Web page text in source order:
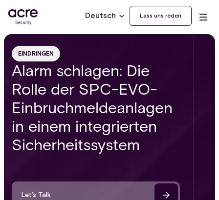
Deutsch Lass uns reden
EINDRINGEN
Alarm schlagen: Die
Rolle der SPC-EVO-
Einbruchmeldeanlagen
in einem integrierten
Sicherheitssystem
Let’s Talk